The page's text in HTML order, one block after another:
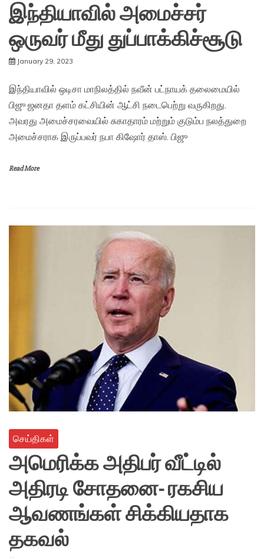
இந்தியாவில் அமைச்சர்
ஒருவர் மீது துப்பாக்கிச்சூடு
January 29, 2023
இந்தியாவில் ஒடிசா மாநிலத்தில் நவீன் பட்நாயக் தலைமையில்
பிஜு ஜனதா தளம் கட்சியின் ஆட்சி நடைபெற்று வருகிறது.
அவரது அமைச்சரவையில் சுகாதாரம் மற்றும் குடும்ப நலத்துறை
அமைச்சராக இருப்பவர் நபா கிஷோர் தாஸ். பிஜு
Read More
செய்திகள்
அமெரிக்க அதிபர் வீட்டில்
அதிரடி சோதனை- ரகசிய
ஆவணங்கள் சிக்கியதாக
தகவல்